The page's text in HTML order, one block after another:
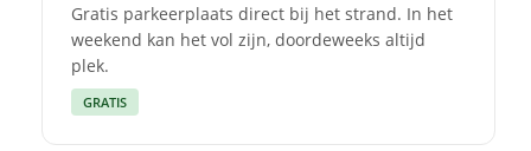
Gratis parkeerplaats direct bij het strand. In het
weekend kan het vol zijn, doordeweeks altijd
plek.
GRATIS